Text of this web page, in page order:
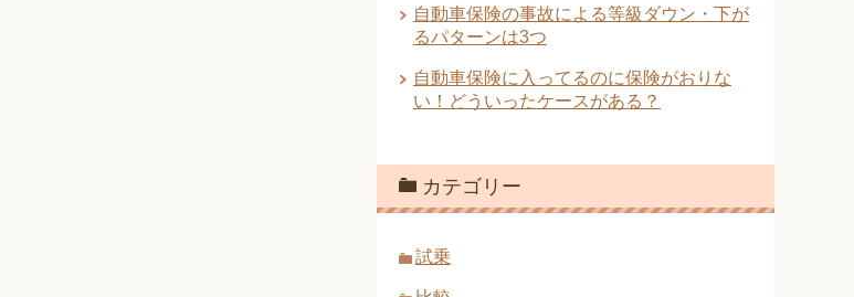
自動車保険の事故による等級ダウン・下が
るパターンは3つ
自動車保険に入ってるのに保険がおりな
い！どういったケースがある？
カテゴリー
試乗